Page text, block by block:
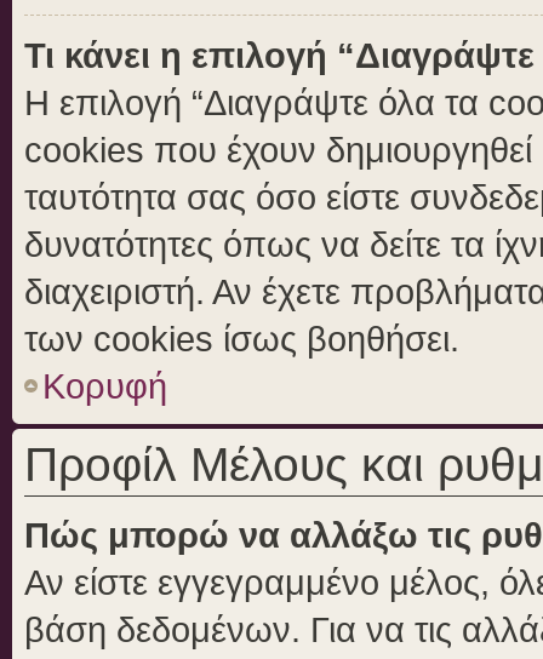
Τι κάνει η επιλογή
Η επιλογή “Διαγράψτε όλα τα
cookies που έχουν
ταυτότητα σας όσο είστε
δυνατότητες όπως να δείτε τα
διαχειριστή. Αν έχετε
των cookies ίσως βοηθήσει.
Κορυφή
Προφίλ Μέλους και
Πώς μπορώ να αλλάξω τις
Αν είστε εγγεγραμμένο μέλος,
βάση δεδομένων. Για να τις